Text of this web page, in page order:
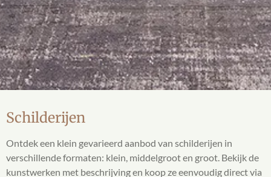
Schilderijen
Ontdek een klein gevarieerd aanbod van schilderijen in
verschillende formaten: klein, middelgroot en groot. Bekijk de
kunstwerken met beschrijving en koop ze eenvoudig direct via